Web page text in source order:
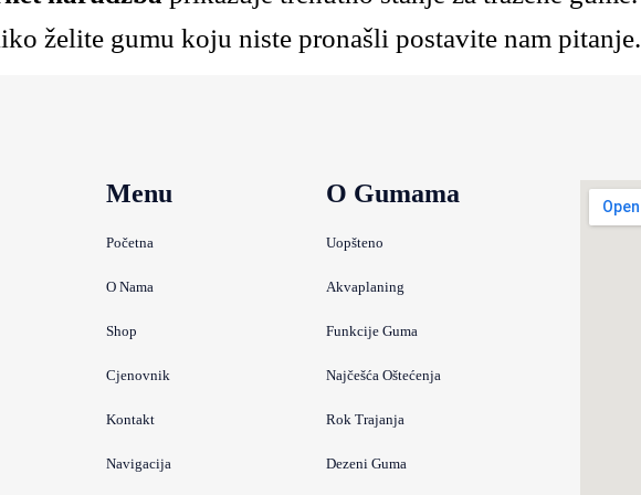
želite gumu koju niste pronašli postavite nam pitanje.
Menu
Početna
O Nama
Shop
Cjenovnik
Kontakt
Navigacija
O Gumama
Uopšteno
Akvaplaning
Funkcije Guma
Najčešća Oštećenja
Rok Trajanja
Dezeni Guma